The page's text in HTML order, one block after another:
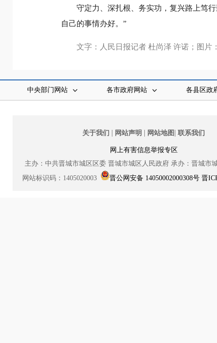
守定力、深扎根、务实功，复兴路上笃
自己的事情办好。”
文字：人民日报记者 杜尚泽 许诺；图片
中央部门网站 各市政府网站 各县区政
关于我们 | 网站声明 | 网站地图 | 联系我们
网上有害信息举报专区
主办：中共晋城市城区区委 晋城市城区人民政府 承办：晋城市
网站标识码：1405020003
晋公网安备 14050002000308号 晋